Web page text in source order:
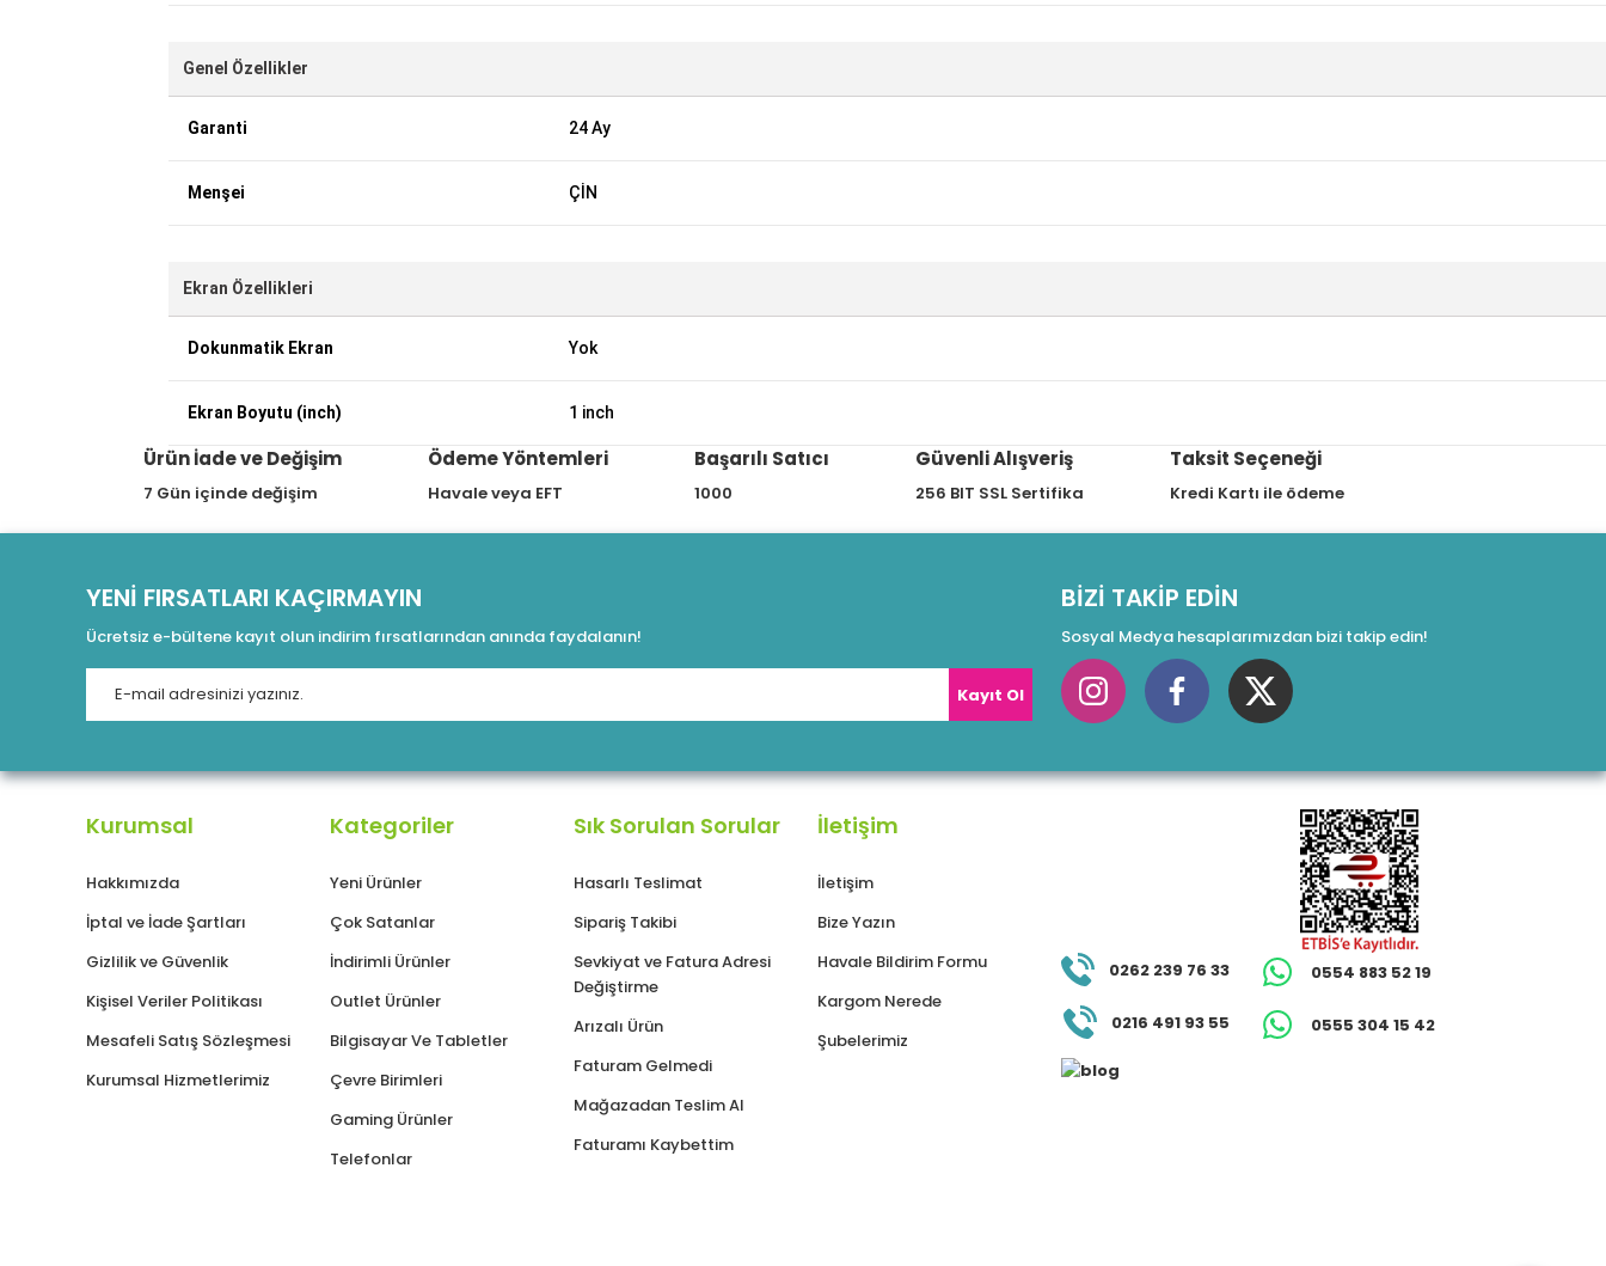
Genel Özellikler
Garanti 24 Ay
Menşei ÇİN
Ekran Özellikleri
Dokunmatik Ekran Yok
Ekran Boyutu (inch) 1 inch
Ürün İade ve Değişim
7 Gün içinde değişim
Ödeme Yöntemleri
Havale veya EFT
Başarılı Satıcı
1000
Güvenli Alışveriş
256 BIT SSL Sertifika
Taksit Seçeneği
Kredi Kartı ile ödeme
YENİ FIRSATLARI KAÇIRMAYIN
Ücretsiz e-bültene kayıt olun indirim fırsatlarından anında faydalanın!
Kayıt Ol
BİZİ TAKİP EDİN
Sosyal Medya hesaplarımızdan bizi takip edin!
Kurumsal
Hakkımızda
İptal ve İade Şartları
Gizlilik ve Güvenlik
Kişisel Veriler Politikası
Mesafeli Satış Sözleşmesi
Kurumsal Hizmetlerimiz
Kategoriler
Yeni Ürünler
Çok Satanlar
İndirimli Ürünler
Outlet Ürünler
Bilgisayar Ve Tabletler
Çevre Birimleri
Gaming Ürünler
Telefonlar
Sık Sorulan Sorular
Hasarlı Teslimat
Sipariş Takibi
Sevkiyat ve Fatura Adresi
Değiştirme
Arızalı Ürün
Faturam Gelmedi
Mağazadan Teslim Al
Faturamı Kaybettim
İletişim
İletişim
Bize Yazın
Havale Bildirim Formu
Kargom Nerede
Şubelerimiz
0262 239 76 33 0554 883 52 19
0216 491 93 55 0555 304 15 42